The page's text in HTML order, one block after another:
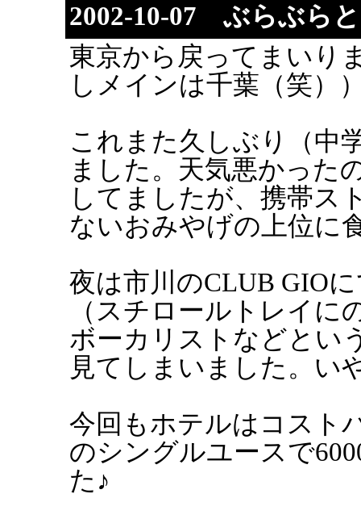
2002-10-07 ぶらぶら
東京から戻ってまいり
しメインは千葉（笑）
これまた久しぶり（中
ました。天気悪かった
してましたが、携帯ス
ないおみやげの上位に
夜は市川のCLUB GIO
（スチロールトレイに
ボーカリストなどとい
見てしまいました。い
今回もホテルはコスト
のシングルユースで
た♪